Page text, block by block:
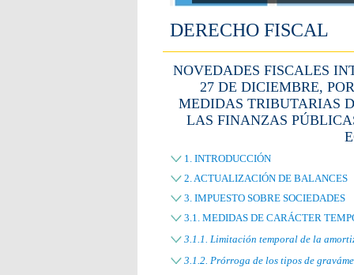
DERECHO FISCAL
NOVEDADES FISCALES
27 DE DICIEMBRE,
MEDIDAS TRIBUTARIAS
LAS FINANZAS
1. INTRODUCCIÓN
2. ACTUALIZACIÓN DE BALANCES
3. IMPUESTO SOBRE SOCIEDADES
3.1. MEDIDAS DE CARÁCTER
3.1.1. Limitación temporal de la
3.1.2. Prórroga de los tipos de